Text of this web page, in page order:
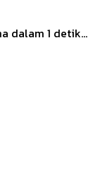
dalam 1 detik...